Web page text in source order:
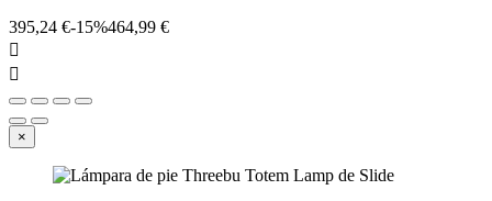
395,24 €-15%464,99 €


×